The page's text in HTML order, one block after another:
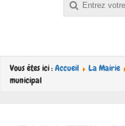
Vous êtes ici :Accueil La Mairie
municipal